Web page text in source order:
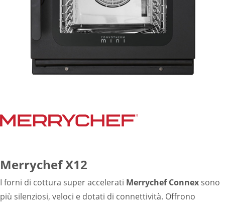
Merrychef X12
I forni di cottura super accelerati Merrychef Connex sono
più silenziosi, veloci e dotati di connettività. Offrono